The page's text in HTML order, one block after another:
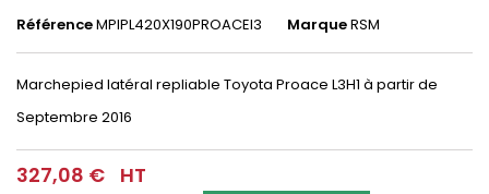
RéférenceMPIPL420X190PROACEl3 MarqueRSM
Marchepied latéral repliable Toyota Proace L3H1 à partir de
Septembre 2016
327,08 € HT